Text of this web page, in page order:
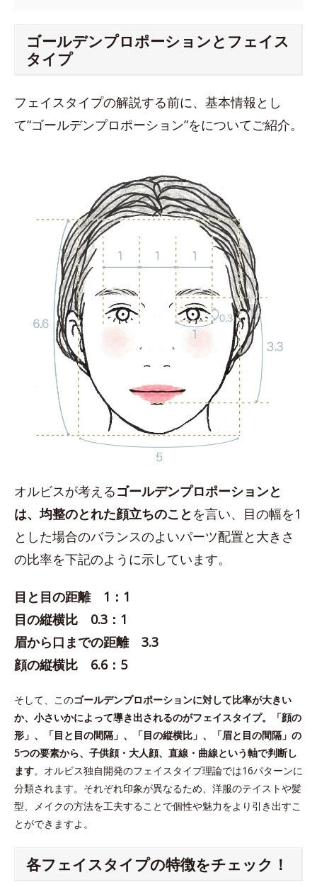
ゴールデンプロポーションとフェイス
タイプ
フェイスタイプの解説する前に、基本情報とし
て“ゴールデンプロポーション”をについてご紹介。
オルビスが考えるゴールデンプロポーションと
は、均整のとれた顔立ちのこと を言い、目の幅を1
とした場合のバランスのよいパーツ配置と大きさ
の比率を下記のように示しています。
目と目の距離 1：1
目の縦横比 0.3：1
眉から口までの距離 3.3
顔の縦横比 6.6：5
そして、このゴールデンプロポーションに対して比率が大きい
か、小さいかによって導き出されるのがフェイスタイプ。「顔の
形」、「目と目の間隔」、「目の縦横比」、「眉と目の間隔」の
5つの要素から、子供顔・大人顔、直線・曲線という軸で判断し
ます。オルビス独自開発のフェイスタイプ理論では16パターンに
分類されます。それぞれ印象が異なるため、洋服のテイストや髪
型、メイクの方法を工夫することで個性や魅力をより引き出すこ
とができますよ。
各フェイスタイプの特徴をチェック！